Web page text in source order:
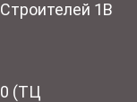
1В
(ТЦ